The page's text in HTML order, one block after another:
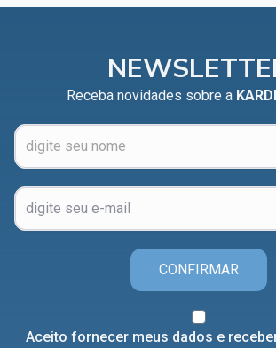
Receba novidades sobre a
CONFIRMAR
Aceito fornecer meus dados e